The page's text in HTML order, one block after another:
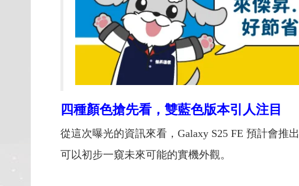
四種顏色搶先看，雙藍色版本引人注目
從這次曝光的資訊來看，Galaxy S25 FE 預計會推出
可以初步一窺未來可能的實機外觀。